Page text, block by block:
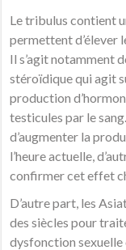
Le tribulus contient
permettent d’élever
Il s’agit notamment
stéroïdique qui agit
production
testicules par le
d’augmenter la
l’heure actuelle,
confirmer cet effet
D’autre part, les
des siècles pour
dysfonction sexuelle